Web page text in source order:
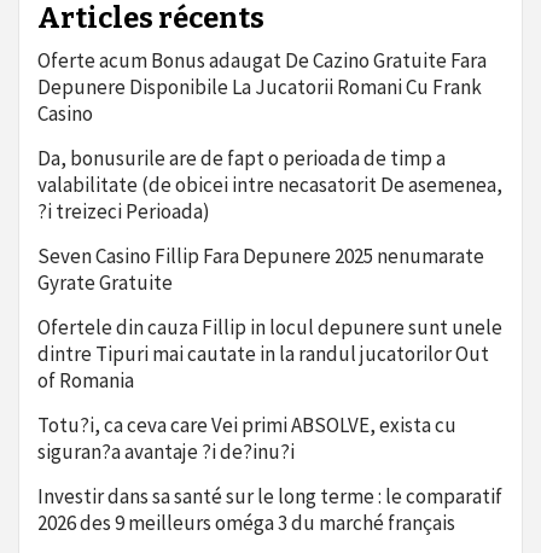
Articles récents
Oferte acum Bonus adaugat De Cazino Gratuite Fara
Depunere Disponibile La Jucatorii Romani Cu Frank
Casino
Da, bonusurile are de fapt o perioada de timp a
valabilitate (de obicei intre necasatorit De asemenea,
?i treizeci Perioada)
Seven Casino Fillip Fara Depunere 2025 nenumarate
Gyrate Gratuite
Ofertele din cauza Fillip in locul depunere sunt unele
dintre Tipuri mai cautate in la randul jucatorilor Out
of Romania
Totu?i, ca ceva care Vei primi ABSOLVE, exista cu
siguran?a avantaje ?i de?inu?i
Investir dans sa santé sur le long terme : le comparatif
2026 des 9 meilleurs oméga 3 du marché français